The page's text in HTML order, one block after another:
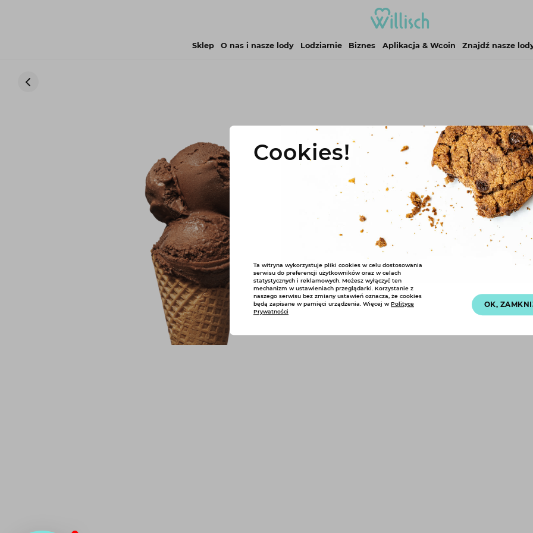
Sklep O nas i nasze lody Lodziarnie Biznes Aplikacja & Wcoin Znajdź nasze
Kakaowe z lat '80
Opis
Czy kiedyś wszystko było
zapamiętaliśmy. Nasz
najstarsi klienci. Słodki,
wtedy, kiedy nie było aż tak
Cookies!
Ta witryna wykorzystuje pliki cookies w celu dostosowania
serwisu do preferencji użytkowników oraz w celach
statystycznych i reklamowych. Możesz wyłączyć ten
mechanizm w ustawieniach przeglądarki. Korzystanie z
naszego serwisu bez zmiany ustawień oznacza, że cookies
będą zapisane w pamięci urządzenia. Więcej wPolityce
Prywatności
OK,